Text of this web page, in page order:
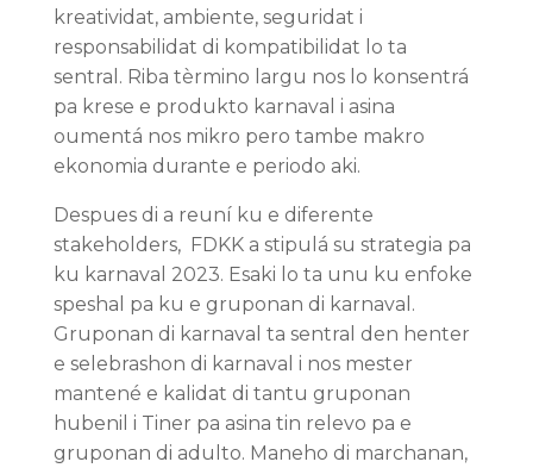
kreatividat, ambiente, seguridat i
responsabilidat di kompatibilidat lo ta
sentral. Riba tèrmino largu nos lo konsentrá
pa krese e produkto karnaval i asina
oumentá nos mikro pero tambe makro
ekonomia durante e periodo aki.
Despues di a reuní ku e diferente
stakeholders, FDKK a stipulá su strategia pa
ku karnaval 2023. Esaki lo ta unu ku enfoke
speshal pa ku e gruponan di karnaval.
Gruponan di karnaval ta sentral den henter
e selebrashon di karnaval i nos mester
mantené e kalidat di tantu gruponan
hubenil i Tiner pa asina tin relevo pa e
gruponan di adulto. Maneho di marchanan,